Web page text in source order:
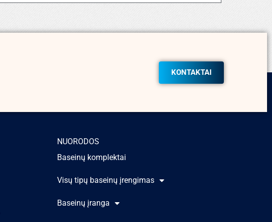
KONTAKTAI
NUORODOS
Baseinų komplektai
Visų tipų baseinų įrengimas
Baseinų įranga